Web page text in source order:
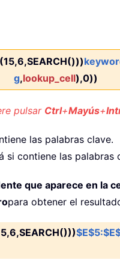
g,lookup_cell),0))
pulsar Ctrl+Mayús+
las palabras clave.
si contiene las palabras
que aparece en la
para obtener el